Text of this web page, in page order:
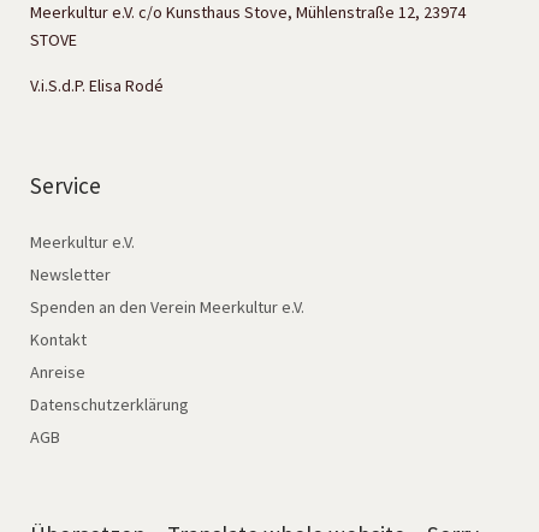
Meerkultur e.V. c/o Kunsthaus Stove, Mühlenstraße 12, 23974
STOVE
V.i.S.d.P. Elisa Rodé
Service
Meerkultur e.V.
Newsletter
Spenden an den Verein Meerkultur e.V.
Kontakt
Anreise
Datenschutzerklärung
AGB